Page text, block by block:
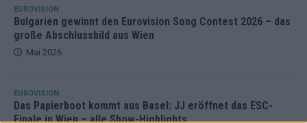
EUROVISION
Bulgarien gewinnt den Eurovision Song Contest 2026 – das
große Abschlussbild aus Wien
Mai 2026
EUROVISION
Das Papierboot kommt aus Basel: JJ eröffnet das ESC-
Finale in Wien – alle Show-Highlights